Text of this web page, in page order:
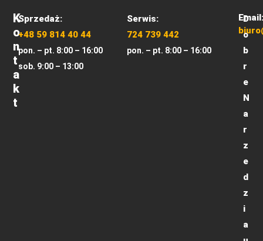
K
O
N
T
A
K
T
Sprzedaż:
+48 59 814 40 44
pon. – pt. 8:00 – 16:00
sob. 9:00 – 13:00
Serwis:
724 739 442
pon. – pt. 8:00 – 16:00
Email:
D
o
b
r
e
N
a
r
z
e
d
z
i
a